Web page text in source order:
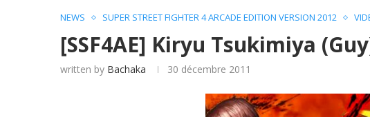
NEWS
SUPER STREET FIGHTER 4 ARCADE EDITION VERSION 2012
[SSF4AE] Kiryu Tsukimiya
written by Bachaka 30 décembre 2011